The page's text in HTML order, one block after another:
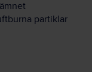
partiklar